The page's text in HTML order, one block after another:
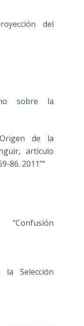
del
sobre la
de la
artículo
86. 2011""
"Confusión
Selección